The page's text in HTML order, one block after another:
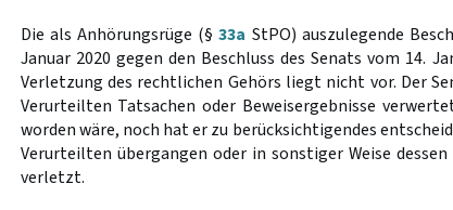
Die als Anhörungsrüge (§33a StPO) auszulegende
Januar 2020 gegen den Beschluss des Senats vom 14.
Verletzung des rechtlichen Gehörs liegt nicht vor. Der
Verurteilten Tatsachen oder Beweisergebnisse
worden wäre, noch hat er zu berücksichtigendes
Verurteilten übergangen oder in sonstiger Weise
verletzt.